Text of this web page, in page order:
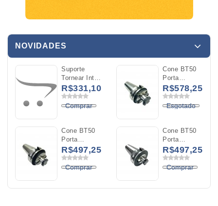
NOVIDADES
Suporte
Tornear Int
A16R
MWLNL 06
C/Refrigeracao
R$331,10
Comprar
Cone BT50
Porta
Cabeçote
40MM
L50MM
R$578,25
Esgotado
Cone BT50
Porta
Cabeçote
32MM
L50MM
R$497,25
Comprar
Cone BT50
Porta
Cabeçote
27MM
L40MM
R$497,25
Comprar